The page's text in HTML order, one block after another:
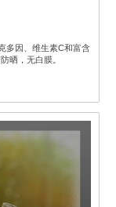
多因、维生素C和富含
晒，无白膜。